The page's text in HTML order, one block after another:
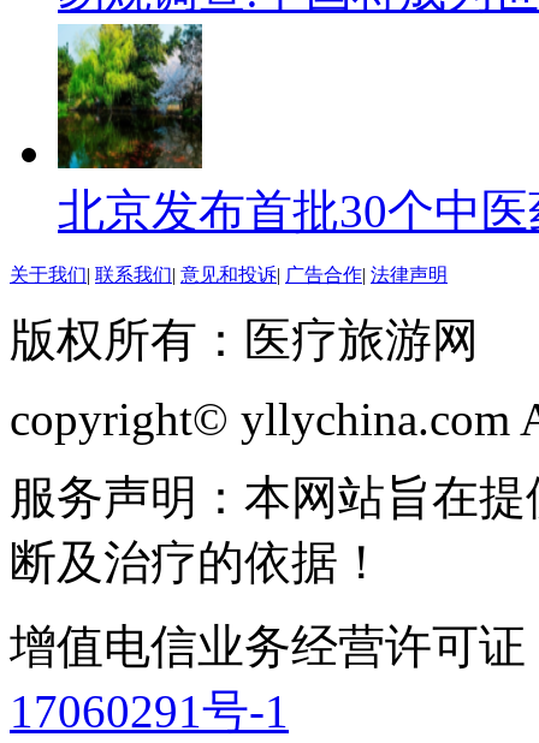
北京发布首批30个中医
关于我们| 联系我们| 意见和投诉| 广告合作| 法律声明
版权所有：医疗旅游网
copyright© yllychina.com
服务声明：本网站旨在
断及治疗的依据！
增值电信业务经营许可证
17060291号-1